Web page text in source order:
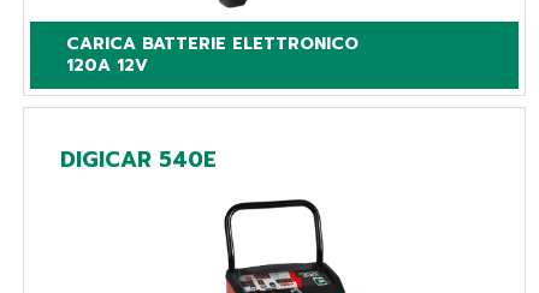
CARICA BATTERIE ELETTRONICO
120A 12V
DIGICAR 540E